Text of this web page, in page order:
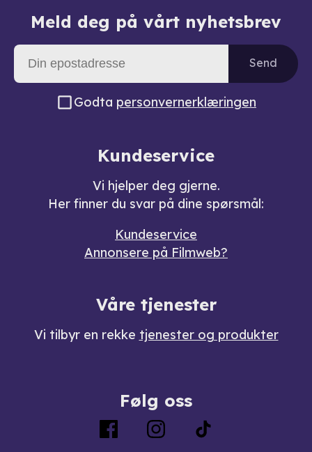
Meld deg på vårt nyhetsbrev
Send
Godta personvernerklæringen
Kundeservice
Vi hjelper deg gjerne.
Her finner du svar på dine spørsmål:
Kundeservice
Annonsere på Filmweb?
Våre tjenester
Vi tilbyr en rekke tjenester og produkter
Følg oss